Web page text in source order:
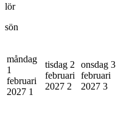
lör
sön
måndag
1
februari
2027 1
tisdag 2
februari
2027 2
onsdag 3
februari
2027 3